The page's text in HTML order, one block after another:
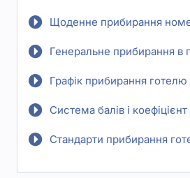
Щоденне прибирання
Генеральне прибирання в
Графік прибирання готелю
Система балів і
Стандарти прибирання